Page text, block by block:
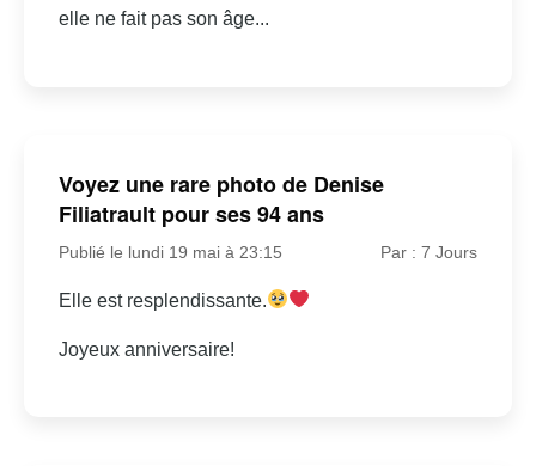
elle ne fait pas son âge...
Voyez une rare photo de Denise
Filiatrault pour ses 94 ans
Publié le lundi 19 mai à 23:15 Par : 7 Jours
Elle est resplendissante.
Joyeux anniversaire!